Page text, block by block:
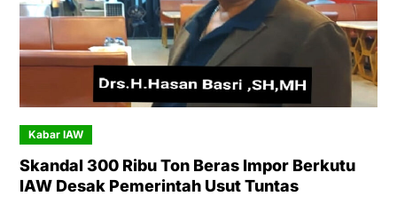
Kabar IAW
Skandal 300 Ribu Ton Beras Impor Berkutu
IAW Desak Pemerintah Usut Tuntas